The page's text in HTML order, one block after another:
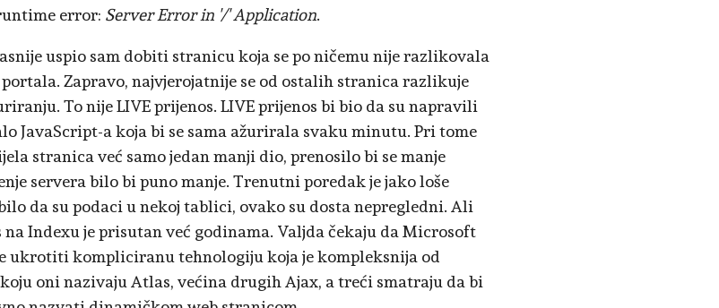
error: Server Error in '/' Application.
uspio sam dobiti stranicu koja se po ničemu nije razlikovala
Zapravo, najvjerojatnije se od ostalih stranica razlikuje
To nije LIVE prijenos. LIVE prijenos bi bio da su napravili
JavaScript-a koja bi se sama ažurirala svaku minutu. Pri tome
stranica već samo jedan manji dio, prenosilo bi se manje
servera bilo bi puno manje. Trenutni poredak je jako loše
da su podaci u nekoj tablici, ovako su dosta nepregledni. Ali
na Indexu je prisutan već godinama. Valjda čekaju da Microsoft
ukrotiti kompliciranu tehnologiju koja je kompleksnija od
oni nazivaju Atlas, većina drugih Ajax, a treći smatraju da bi